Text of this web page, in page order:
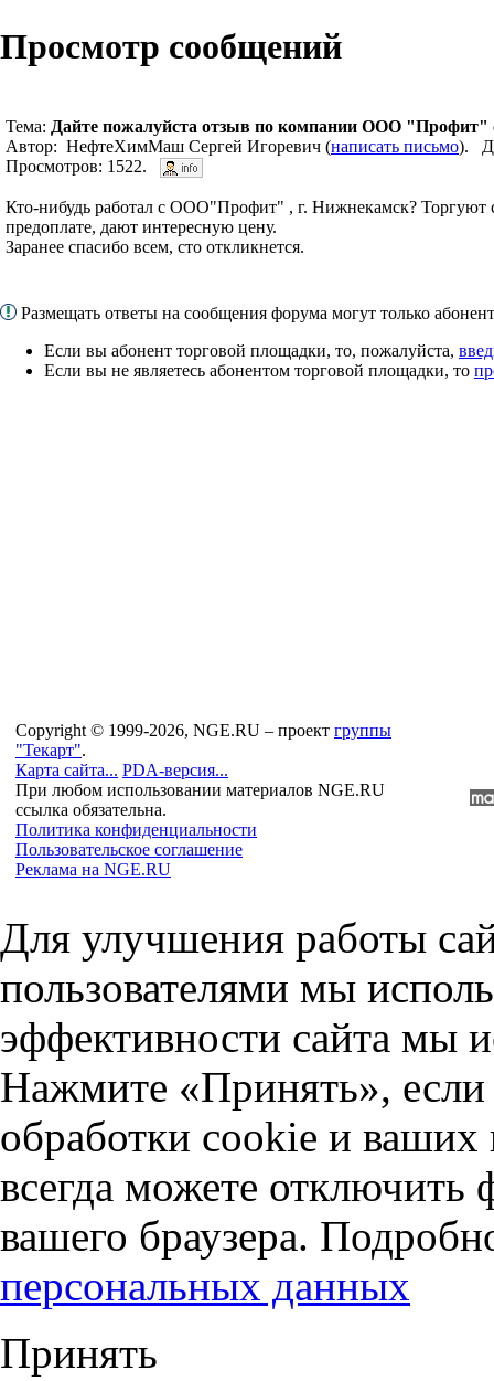
Просмотр сообщений
Тема: Дайте пожалуйста отзыв по компании ООО "Профит"
Автор: НефтеХимМаш Сергей Игоревич (написать письмо).
Просмотров: 1522.
Кто-нибудь работал с ООО"Профит" , г. Нижнекамск? Торгуют
предоплате, дают интересную цену.
Заранее спасибо всем, сто откликнется.
Размещать ответы на сообщения форума могут только
Если вы абонент торговой площадки, то, пожалуйста,
Если вы не являетесь абонентом торговой площадки, то
Copyright © 1999-2026, NGE.RU – проект группы
"Текарт".
Карта сайта... PDA-версия...
При любом использовании материалов NGE.RU
ссылка обязательна.
Политика конфиденциальности
Пользовательское соглашение
Реклама на NGE.RU
Для улучшения работы
пользователями мы
эффективности сайта мы
Нажмите «Принять», если
обработки cookie и
всегда можете отключить
вашего браузера.
персональных данных
Принять